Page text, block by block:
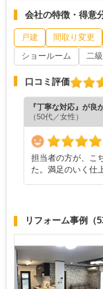
会社の特徴・得意
戸建 間取り変更
ショールーム
二
口コミ評価
『丁寧な対応』が良
（50代／女性）
担当者の方が、こ
た。満足のいく仕
リフォーム事例 （